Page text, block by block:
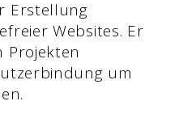
Erstellung
Websites. Er
Projekten
um